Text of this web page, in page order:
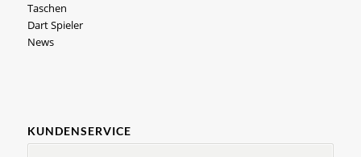
Taschen
Dart Spieler
News
KUNDENSERVICE